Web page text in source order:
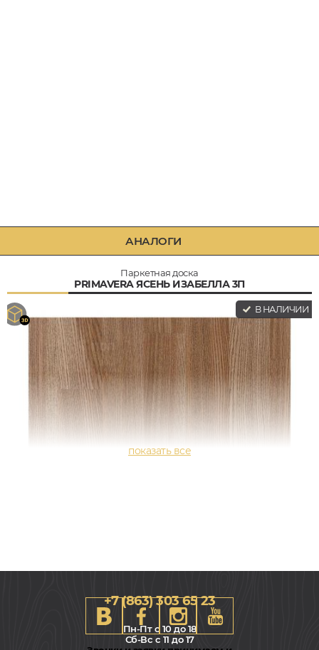
АНАЛОГИ
Паркетная доска
PRIMAVERA ЯСЕНЬ ИЗАБЕЛЛА 3П
В НАЛИЧИИ
+7 (863) 303 65 23
Пн-Пт с 10 до 18
Сб-Вс с 11 до 17